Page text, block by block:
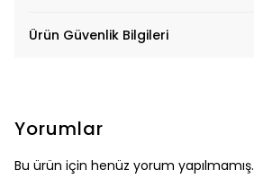
Ürün Güvenlik Bilgileri
Yorumlar
Bu ürün için henüz yorum yapılmamış.